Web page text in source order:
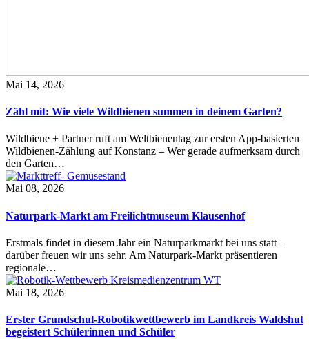
Mai 14, 2026
Zähl mit: Wie viele Wildbienen summen in deinem Garten?
Wildbiene + Partner ruft am Weltbienentag zur ersten App-basierten
Wildbienen-Zählung auf Konstanz – Wer gerade aufmerksam durch
den Garten…
Mai 08, 2026
Naturpark-Markt am Freilichtmuseum Klausenhof
Erstmals findet in diesem Jahr ein Naturparkmarkt bei uns statt –
darüber freuen wir uns sehr. Am Naturpark-Markt präsentieren
regionale…
Mai 18, 2026
Erster Grundschul-Robotikwettbewerb im Landkreis Waldshut
begeistert Schülerinnen und Schüler